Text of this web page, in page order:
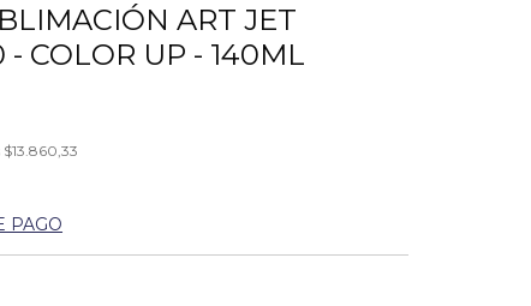
ART JET
- COLOR UP - 140ML
$13.860,33
PAGO